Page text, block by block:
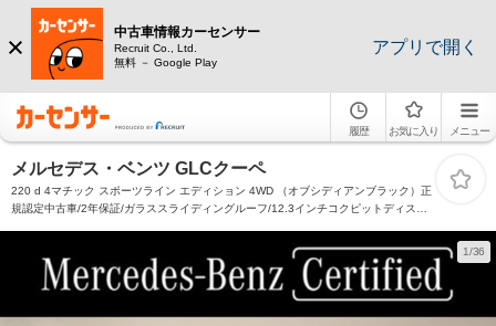
中古車情報カーセンサー
Recruit Co., Ltd.
無料 － Google Play
アプリで開く
履歴 お気に入り メニュー
メルセデス・ベンツ GLCクーペ
220 d 4マチック スポーツライン エディション 4WD （オブシディアンブラック）正
規認定中古車/2年保証/ガラススライディングルーフ/12.3インチコクピットディスプ
1/36